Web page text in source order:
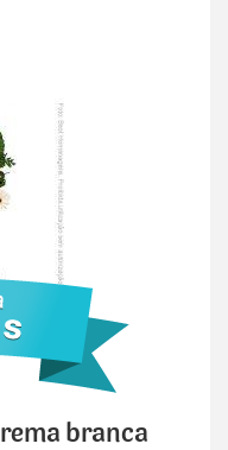
branca